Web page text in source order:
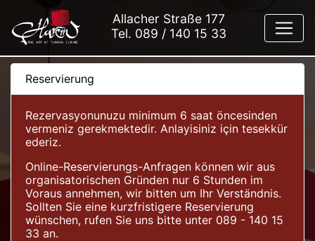
Allacher Straße 177
Tel. 089 / 140 15 33
Reservierung
Rezervasyonunuzu minimum 6 saat öncesinden
vermeniz gerekmektedir. Anlayisiniz için tesekkür
ederiz.
Online-Reservierungs-Anfragen können wir aus
organisatorischen Gründen nur 6 Stunden im
Voraus annehmen, wir bitten um Ihr Verständnis.
Sollten Sie eine kurzfristigere Reservierung
wünschen, rufen Sie uns bitte unter 089 - 140 15
33 an.